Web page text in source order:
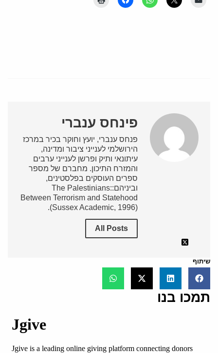
פינחס ענברי
פנחס ענברי, יועץ וחוקר בכיר במרכז
הירושלמי לענייני ציבור ומדינה,
עיתונאי ותיק ופרשן לענייני ערבים
והמזרח התיכון. מחברם של מספר
ספרים העוסקים בפלסטינים,
וביניהם:The Palestinians:
Between Terrorism and Statehood
(Sussex Academic, 1996).
All Posts
שיתוף
תמכו בנו